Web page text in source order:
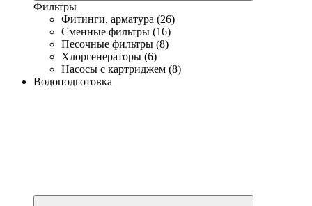
Фильтры
Фитинги, арматура (26)
Сменные фильтры (16)
Песочные фильтры (8)
Хлоргенераторы (6)
Насосы с картриджем (8)
Водоподготовка